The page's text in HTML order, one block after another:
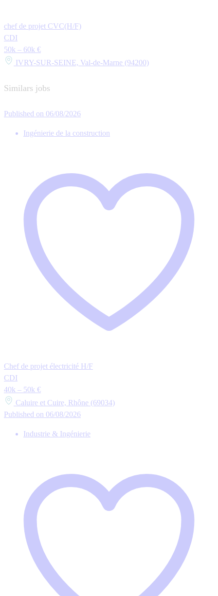
chef de projet CVC(H/F)
CDI
50k – 60k €
IVRY-SUR-SEINE, Val-de-Marne (94200)
Similars jobs
Published on 06/08/2026
Ingénierie de la construction
Chef de projet électricité H/F
CDI
40k – 50k €
Caluire et Cuire, Rhône (69034)
Published on 06/08/2026
Industrie & Ingénierie